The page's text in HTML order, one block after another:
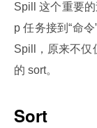
Spill 这个重要
p 任务接到“命
Spill，原来不仅
的 sort。
Sort